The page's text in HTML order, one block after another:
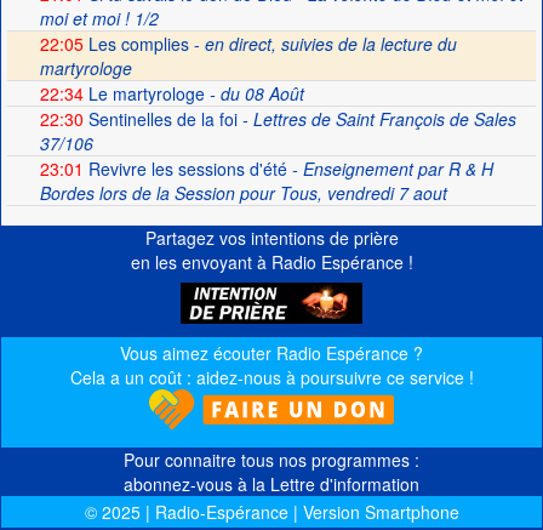
moi et moi ! 1/2
22:05Les complies - en direct, suivies de la lecture du
martyrologe
22:34Le martyrologe- du 08 Août
22:30 Sentinelles de la foi- Lettres de Saint François de Sales
37/106
23:01 Revivre les sessions d'été- Enseignement par R & H
Bordes lors de la Session pour Tous, vendredi 7 aout
Partagez vos intentions de prière
en les envoyant à Radio Espérance !
Vous aimez écouter Radio Espérance ?
Cela a un coût : aidez-nous à poursuivre ce service !
Pour connaitre tous nos programmes :
abonnez-vous à la Lettre d'information
© 2025 | Radio-Espérance | Version Smartphone